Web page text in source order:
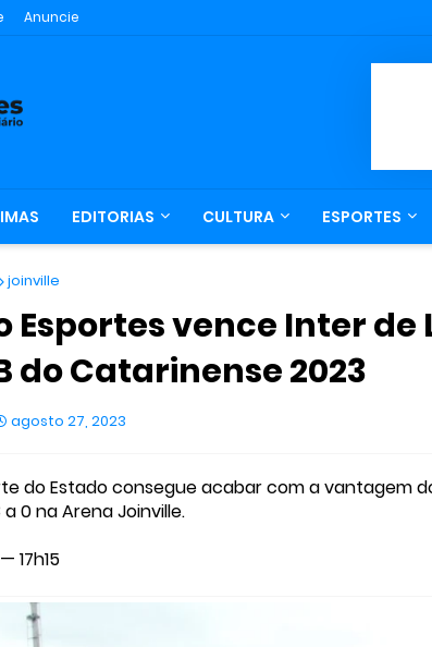
Anuncie
EDITORIAS CULTURA ESPORTES
joinville
Esportes vence Inter de
do Catarinense 2023
agosto 27, 2023
do Estado consegue acabar com a vantagem
0 na Arena Joinville.
17h15